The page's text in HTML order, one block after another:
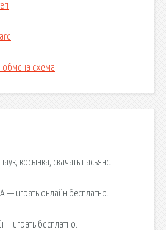
обмена схема
косынка, скачать пасьянс.
играть онлайн бесплатно.
- играть бесплатно.